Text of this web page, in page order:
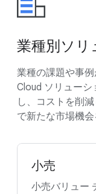
業種別ソリ
業種の課題や事
Cloud ソリュー
し、コストを削
で新たな市場機会
小売
小売バリュー